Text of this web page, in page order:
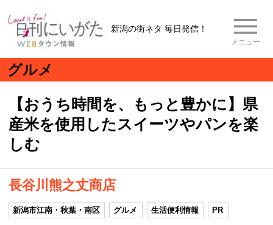
新潟の街ネタ 毎日発信！
メニュー
グルメ
【おうち時間を、もっと豊かに】県
産米を使用したスイーツやパンを楽
しむ
長谷川熊之丈商店
新潟市江南・秋葉・南区 グルメ 生活便利情報 PR